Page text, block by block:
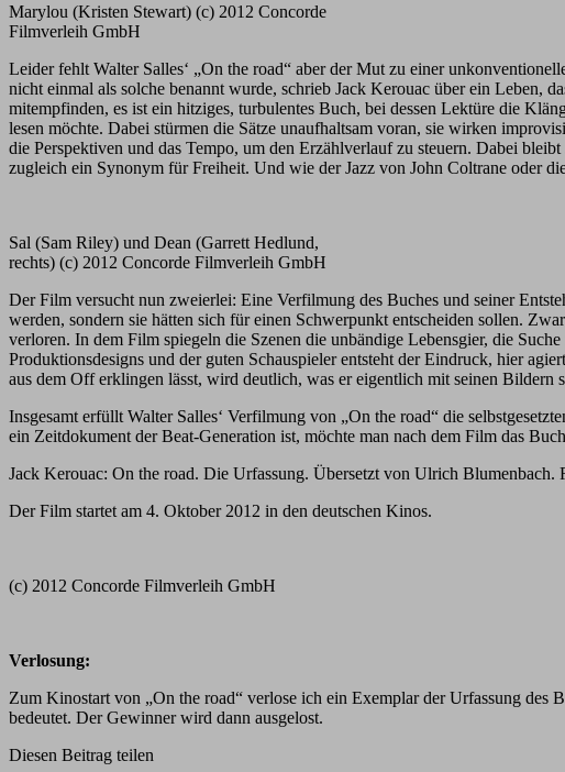
Marylou (Kristen Stewart) (c) 2012 Concorde
Filmverleih GmbH
Leider fehlt Walter Salles‘ „On the road“ aber der Mut zu einer
nicht einmal als solche benannt wurde, schrieb Jack Kerouac über ein Leben,
mitempfinden, es ist ein hitziges, turbulentes Buch, bei dessen Lektüre die
lesen möchte. Dabei stürmen die Sätze unaufhaltsam voran, sie wirken
die Perspektiven und das Tempo, um den Erzählverlauf zu steuern. Dabei
zugleich ein Synonym für Freiheit. Und wie der Jazz von John Coltrane oder
Sal (Sam Riley) und Dean (Garrett Hedlund,
rechts) (c) 2012 Concorde Filmverleih GmbH
Der Film versucht nun zweierlei: Eine Verfilmung des Buches und seiner
werden, sondern sie hätten sich für einen Schwerpunkt entscheiden sollen.
verloren. In dem Film spiegeln die Szenen die unbändige Lebensgier, die
Produktionsdesigns und der guten Schauspieler entsteht der Eindruck, hier
aus dem Off erklingen lässt, wird deutlich, was er eigentlich mit seinen Bildern
Insgesamt erfüllt Walter Salles‘ Verfilmung von „On the road“ die
ein Zeitdokument der Beat-Generation ist, möchte man nach dem Film das
Jack Kerouac: On the road. Die Urfassung. Übersetzt von Ulrich Blumenbach.
Der Film startet am 4. Oktober 2012 in den deutschen Kinos.
(c) 2012 Concorde Filmverleih GmbH
Verlosung:
Zum Kinostart von „On the road“ verlose ich ein Exemplar der Urfassung des
bedeutet. Der Gewinner wird dann ausgelost.
Diesen Beitrag teilen